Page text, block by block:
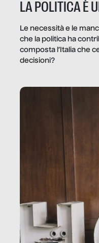
LA POLITICA È
Le necessità e le
che la politica ha
composta l’Italia che
decisioni?